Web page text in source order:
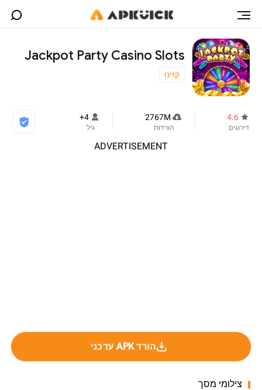
Jackpot Party Casino Slots
קזינו
4.6
דירוגים
2767M
הורדות
4+
גיל
ADVERTISEMENT
הורד APK עדכני
צילומי מסך